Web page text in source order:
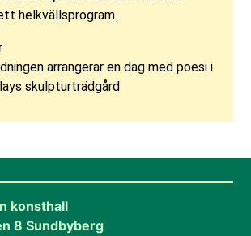
helkvällsprogram.
arrangerar en dag med poesi i
skulpturträdgård
konsthall
8 Sundbyberg